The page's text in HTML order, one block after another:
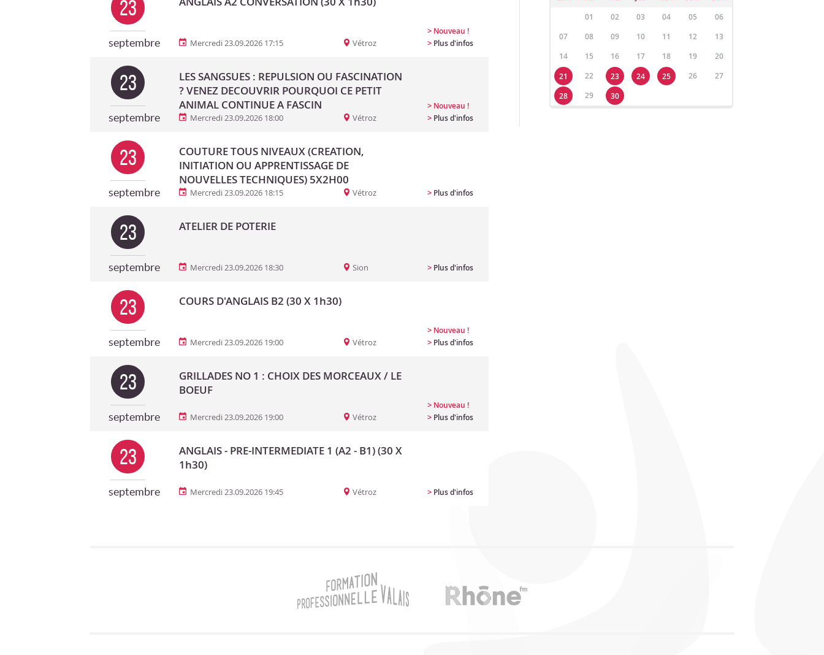
23
septembre Mercredi 23.09.2026 17:15 Vétroz
> Nouveau !
> Plus d'infos
23
septembre
LES SANGSUES : REPULSION OU FASCINATION
? VENEZ DECOUVRIR POURQUOI CE PETIT
ANIMAL CONTINUE A FASCIN
Mercredi 23.09.2026 18:00 Vétroz
> Nouveau !
> Plus d'infos
23
septembre
COUTURE TOUS NIVEAUX (CREATION,
INITIATION OU APPRENTISSAGE DE
NOUVELLES TECHNIQUES) 5X2H00
Mercredi 23.09.2026 18:15 Vétroz > Plus d'infos
23
septembre
ATELIER DE POTERIE
Mercredi 23.09.2026 18:30 Sion > Plus d'infos
23
septembre
COURS D'ANGLAIS B2 (30 X 1h30)
Mercredi 23.09.2026 19:00 Vétroz
> Nouveau !
> Plus d'infos
23
septembre
GRILLADES NO 1 : CHOIX DES MORCEAUX / LE
BOEUF
Mercredi 23.09.2026 19:00 Vétroz
> Nouveau !
> Plus d'infos
23
septembre
ANGLAIS - PRE-INTERMEDIATE 1 (A2 - B1) (30 X
1h30)
Mercredi 23.09.2026 19:45 Vétroz > Plus d'infos
01
02 03 04 05
06
07
08 09 10 11 12
13
14
15 16 17 18 19
20
21
22 23 24 25 26
27
28
29 30